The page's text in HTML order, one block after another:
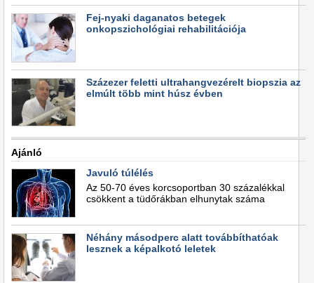
Fej-nyaki daganatos betegek
onkopszichológiai rehabilitációja
Százezer feletti ultrahangvezérelt biopszia az
elmúlt több mint húsz évben
Ajánló
Javuló túlélés
Az 50-70 éves korcsoportban 30 százalékkal
csökkent a tüdőrákban elhunytak száma
Néhány másodperc alatt továbbíthatóak
lesznek a képalkotó leletek